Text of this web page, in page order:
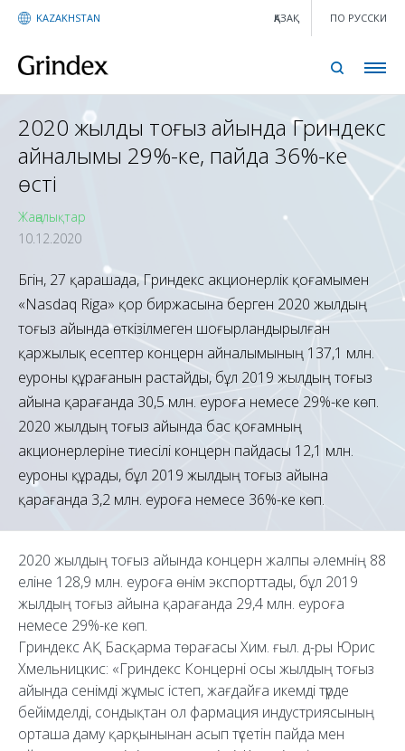
ҚАЗАҚ ПО РУССКИ
KAZAKHSTAN
2020 жылдың тоғыз айында Гриндекс
айналымы 29%-ке, пайда 36%-ке
өсті
Жаңалықтар
10.12.2020
Бүгін, 27 қарашада, Гриндекс акционерлік қоғамымен
«Nasdaq Riga» қор биржасына берген 2020 жылдың
тоғыз айында өткізілмеген шоғырландырылған
қаржылық есептер концерн айналымының 137,1 млн.
еуроны құрағанын растайды, бұл 2019 жылдың тоғыз
айына қарағанда 30,5 млн. еуроға немесе 29%-ке көп.
2020 жылдың тоғыз айында бас қоғамның
акционерлеріне тиесілі концерн пайдасы 12,1 млн.
еуроны құрады, бұл 2019 жылдың тоғыз айына
қарағанда 3,2 млн. еуроға немесе 36%-ке көп.
2020 жылдың тоғыз айында концерн жалпы әлемнің 88
еліне 128,9 млн. еуроға өнім экспорттады, бұл 2019
жылдың тоғыз айына қарағанда 29,4 млн. еуроға
немесе 29%-ке көп.
Гриндекс АҚ Басқарма төрағасы Хим. ғыл. д-ры Юрис
Хмельницкис: «Гриндекс Концерні осы жылдың тоғыз
айында сенімді жұмыс істеп, жағдайға икемді түрде
бейімделді, сондықтан ол фармация индустриясының
орташа даму қарқынынан асып түсетін пайда мен